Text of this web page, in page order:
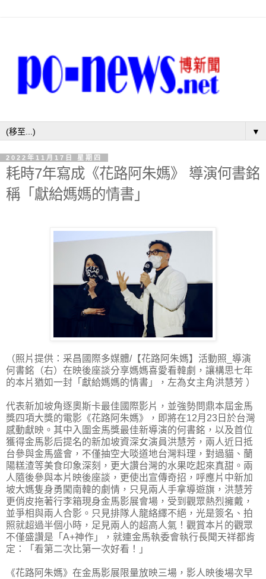
▼
2022年11月17日 星期四
耗時7年寫成《花路阿朱媽》 導演何書銘
稱「獻給媽媽的情書」
（照片提供：采昌國際多媒體/【花路阿朱媽】活動照_導演
何書銘（右）在映後座談分享媽媽喜愛看韓劇，讓構思七年
的本片猶如一封「獻給媽媽的情書」，左為女主角洪慧芳 ）
代表新加坡角逐奧斯卡最佳國際影片，並強勢問鼎本屆金馬
獎四項大獎的電影《花路阿朱媽》，即將在12月23日於台灣
感動獻映。其中入圍金馬獎最佳新導演的何書銘，以及首位
獲得金馬影后提名的新加坡資深女演員洪慧芳，兩人近日抵
台參與金馬盛會，不僅抽空大啖道地台灣料理，對過貓、蘭
陽糕渣等美食印象深刻，更大讚台灣的水果吃起來真甜。兩
人隨後參與本片映後座談，更使出宣傳奇招，呼應片中新加
坡大媽隻身勇闖南韓的劇情，只見兩人手拿導遊旗，洪慧芳
更俏皮拖著行李箱現身金馬影展會場，受到觀眾熱烈擁戴，
並爭相與兩人合影。只見排隊人龍絡繹不絕，光是簽名、拍
照就超過半個小時，足見兩人的超高人氣！觀賞本片的觀眾
不僅盛讚是「A+神作」，就連金馬執委會執行長聞天祥都肯
定：「看第二次比第一次好看！」
《花路阿朱媽》在金馬影展限量放映三場，影人映後場次早